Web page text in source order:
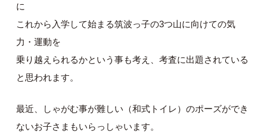
に
これから入学して始まる筑波っ子の3つ山に向けての気
力・運動を
乗り越えられるかという事も考え、考査に出題されている
と思われます。
最近、しゃがむ事が難しい（和式トイレ）のポーズができ
ないお子さまもいらっしゃいます。